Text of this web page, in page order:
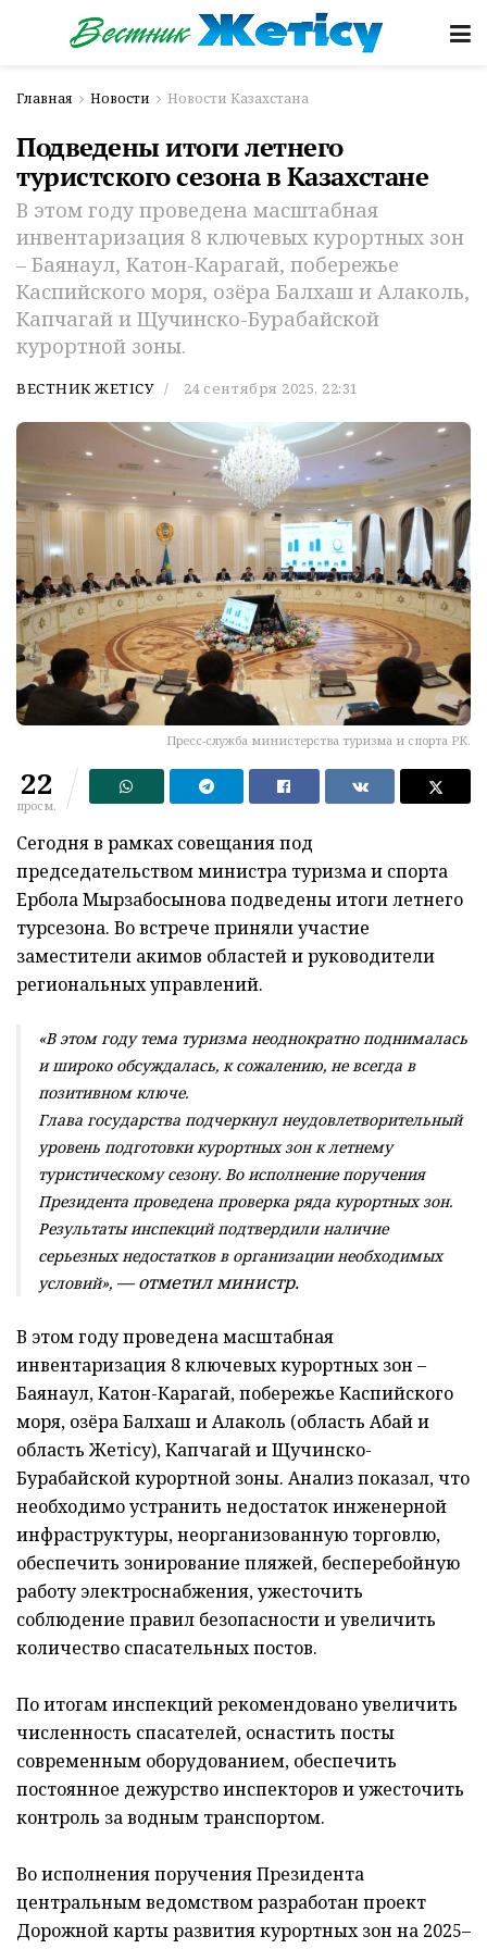
Главная Новости Новости Казахстана
Подведены итоги летнего
туристского сезона в Казахстане
В этом году проведена масштабная
инвентаризация 8 ключевых курортных зон
– Баянаул, Катон-Карагай, побережье
Каспийского моря, озёра Балхаш и Алаколь,
Капчагай и Щучинско-Бурабайской
курортной зоны.
ВЕСТНИК ЖЕТІСУ 24 сентября 2025, 22:31
Пресс-служба министерства туризма и спорта РК.
22
просм.
Сегодня в рамках совещания под
председательством министра туризма и спорта
Ербола Мырзабосынова подведены итоги летнего
турсезона. Во встрече приняли участие
заместители акимов областей и руководители
региональных управлений.
«В этом году тема туризма неоднократно поднималась
и широко обсуждалась, к сожалению, не всегда в
позитивном ключе.
Глава государства подчеркнул неудовлетворительный
уровень подготовки курортных зон к летнему
туристическому сезону. Во исполнение поручения
Президента проведена проверка ряда курортных зон.
Результаты инспекций подтвердили наличие
серьезных недостатков в организации необходимых
условий», — отметил министр.
В этом году проведена масштабная
инвентаризация 8 ключевых курортных зон –
Баянаул, Катон-Карагай, побережье Каспийского
моря, озёра Балхаш и Алаколь (область Абай и
область Жетісу), Капчагай и Щучинско-
Бурабайской курортной зоны. Анализ показал, что
необходимо устранить недостаток инженерной
инфраструктуры, неорганизованную торговлю,
обеспечить зонирование пляжей, бесперебойную
работу электроснабжения, ужесточить
соблюдение правил безопасности и увеличить
количество спасательных постов.
По итогам инспекций рекомендовано увеличить
численность спасателей, оснастить посты
современным оборудованием, обеспечить
постоянное дежурство инспекторов и ужесточить
контроль за водным транспортом.
Во исполнения поручения Президента
центральным ведомством разработан проект
Дорожной карты развития курортных зон на 2025–